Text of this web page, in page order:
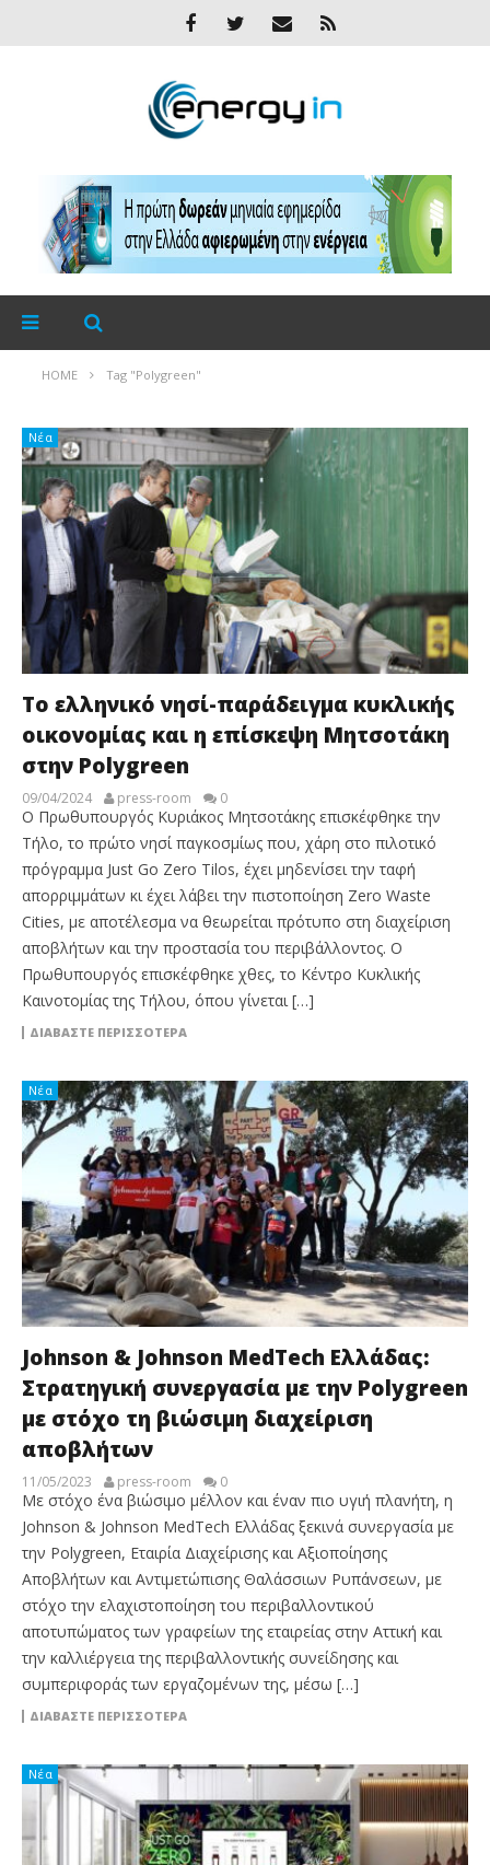
HOME Tag "Polygreen"
Νέα
To ελληνικό νησί-παράδειγμα κυκλικής
οικονομίας και η επίσκεψη Μητσοτάκη
στην Polygreen
09/04/2024 press-room 0
Ο Πρωθυπουργός Κυριάκος Μητσοτάκης επισκέφθηκε την
Τήλο, το πρώτο νησί παγκοσμίως που, χάρη στο πιλοτικό
πρόγραμμα Just Go Zero Tilos, έχει μηδενίσει την ταφή
απορριμμάτων κι έχει λάβει την πιστοποίηση Zero Waste
Cities, με αποτέλεσμα να θεωρείται πρότυπο στη διαχείριση
αποβλήτων και την προστασία του περιβάλλοντος. Ο
Πρωθυπουργός επισκέφθηκε χθες, το Κέντρο Κυκλικής
Καινοτομίας της Τήλου, όπου γίνεται […]
ΔΙΑΒΆΣΤΕ ΠΕΡΙΣΣΌΤΕΡΑ
Νέα
Johnson & Johnson MedTech Ελλάδας:
Στρατηγική συνεργασία με την Polygreen
με στόχο τη βιώσιμη διαχείριση
αποβλήτων
11/05/2023 press-room 0
Με στόχο ένα βιώσιμο μέλλον και έναν πιο υγιή πλανήτη, η
Johnson & Johnson MedTech Ελλάδας ξεκινά συνεργασία με
την Polygreen, Εταιρία Διαχείρισης και Αξιοποίησης
Αποβλήτων και Αντιμετώπισης Θαλάσσιων Ρυπάνσεων, με
στόχο την ελαχιστοποίηση του περιβαλλοντικού
αποτυπώματος των γραφείων της εταιρείας στην Αττική και
την καλλιέργεια της περιβαλλοντικής συνείδησης και
συμπεριφοράς των εργαζομένων της, μέσω […]
ΔΙΑΒΆΣΤΕ ΠΕΡΙΣΣΌΤΕΡΑ
Νέα